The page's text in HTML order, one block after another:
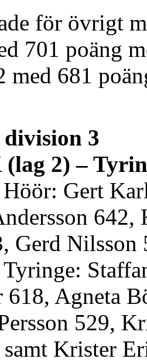
för övrigt
701 poäng
med 681
3
2) –
Gert
642,
Gerd
618, Agneta
529,
Krister